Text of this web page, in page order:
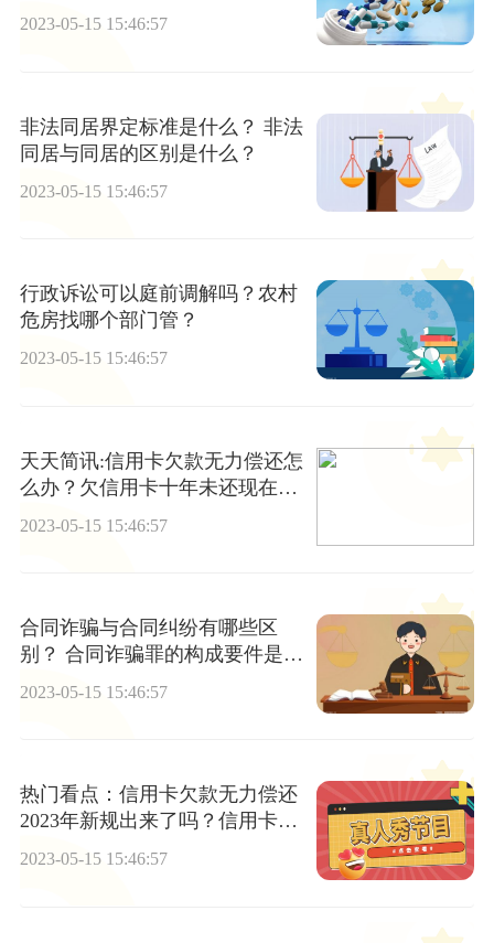
观热点
2023-05-15 15:46:57
非法同居界定标准是什么？ 非法
同居与同居的区别是什么？
2023-05-15 15:46:57
行政诉讼可以庭前调解吗？农村
危房找哪个部门管？
2023-05-15 15:46:57
天天简讯:信用卡欠款无力偿还怎
么办？欠信用卡十年未还现在要
2023-05-15 15:46:57
合同诈骗与合同纠纷有哪些区
别？ 合同诈骗罪的构成要件是什
2023-05-15 15:46:57
热门看点：信用卡欠款无力偿还
2023年新规出来了吗？信用卡银
行起诉后还能协商吗
2023-05-15 15:46:57